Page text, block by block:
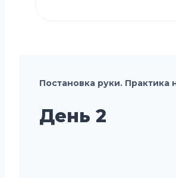
Постановка руки. Практика
День 2